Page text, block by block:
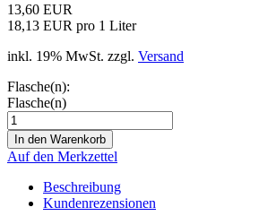
13,60 EUR
18,13 EUR pro 1 Liter
inkl. 19% MwSt. zzgl. Versand
Flasche(n):
Flasche(n)
Auf den Merkzettel
Beschreibung
Kundenrezensionen